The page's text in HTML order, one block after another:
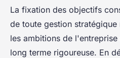
La fixation des objectifs
de toute gestion
les ambitions de
long terme rigoureuse. En